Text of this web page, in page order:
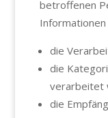
betroffenen
die
die
verarbeitet
die